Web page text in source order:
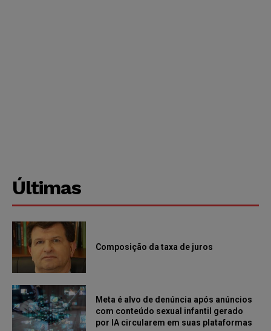
Últimas
Composição da taxa de juros
Meta é alvo de denúncia após anúncios
com conteúdo sexual infantil gerado
por IA circularem em suas plataformas